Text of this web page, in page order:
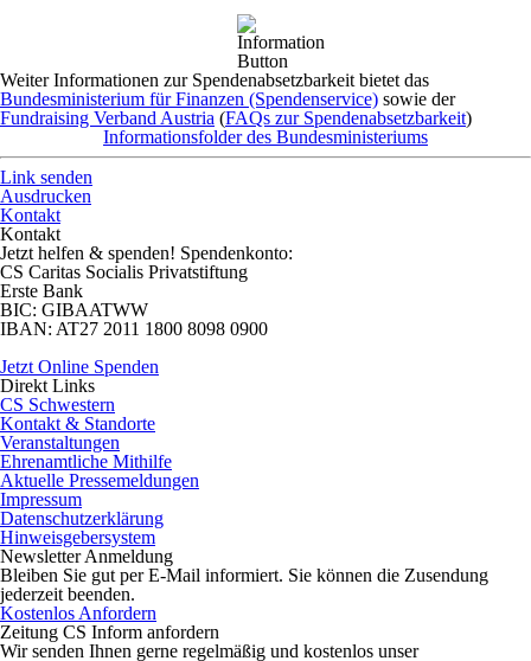
Weiter Informationen zur Spendenabsetzbarkeit bietet das
Bundesministerium für Finanzen (Spendenservice) sowie der
Fundraising Verband Austria (FAQs zur Spendenabsetzbarkeit)
Informationsfolder des Bundesministeriums
Link senden
Ausdrucken
Kontakt
Kontakt
Jetzt helfen & spenden! Spendenkonto:
CS Caritas Socialis Privatstiftung
Erste Bank
BIC: GIBAATWW
IBAN: AT27 2011 1800 8098 0900
Jetzt Online Spenden
Direkt Links
CS Schwestern
Kontakt & Standorte
Veranstaltungen
Ehrenamtliche Mithilfe
Aktuelle Pressemeldungen
Impressum
Datenschutzerklärung
Hinweisgebersystem
NewsletterAnmeldung
Bleiben Sie gut per E-Mail informiert. Sie können die Zusendung
jederzeit beenden.
Kostenlos Anfordern
Zeitung CS Inform anfordern
Wir senden Ihnen gerne regelmäßig und kostenlos unser